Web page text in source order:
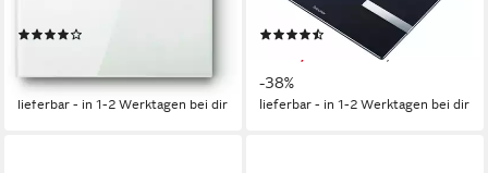
-28%
lieferbar - in 1-2 Werktagen bei dir
usw., Körperanalyse, mit App
zur Übertragung und Tracking
der Messwerte
(134)
UVP72,49 €
-38%
lieferbar - in 1-2 Werktagen bei dir